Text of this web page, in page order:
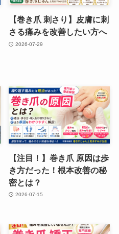
【巻き爪 刺さり】皮膚に刺
さる痛みを改善したい方へ
2026-07-29
【注目！】巻き爪 原因は歩
き方だった！根本改善の秘
密とは？
2026-07-15